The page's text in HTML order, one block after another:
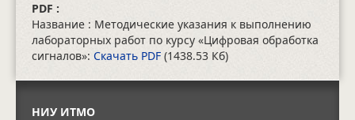
PDF :
Название : Методические указания к выполнению
лабораторных работ по курсу «Цифровая обработка
сигналов»: Скачать PDF (1438.53 Кб)
НИУ ИТМО